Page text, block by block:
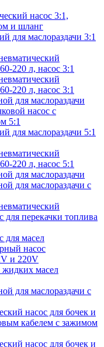
насос 3:1,
и шланг
для маслораздачи 3:1
220 л, насос 3:1
220 л, насос 3:1
для маслораздачи
насос с
5:1
для маслораздачи 5:1
220 л, насос 5:1
для маслораздачи
для маслораздачи с
для перекачки топлива
для масел
насос
и 220V
жидких масел
для маслораздачи с
насос для бочек и
кабелем с зажимом
насос для бочек и